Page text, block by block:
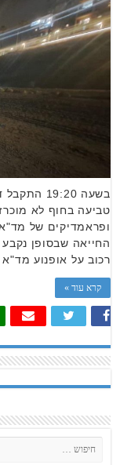
טביעה בחוף לא
ופראמדיקים של מד"א
רכוב על אופנוע מד"א
קרא עוד »